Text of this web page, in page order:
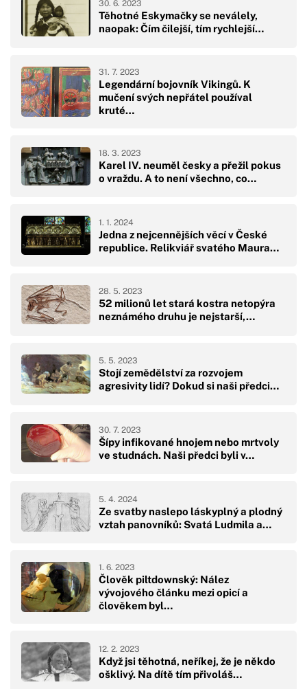
Těhotné Eskymačky se neválely,
naopak: Čím čilejší, tím rychlejší…
30. 6. 2023
Legendární bojovník Vikingů. K
mučení svých nepřátel používal
kruté…
31. 7. 2023
Karel IV. neuměl česky a přežil pokus
o vraždu. A to není všechno, co…
18. 3. 2023
Jedna z nejcennějších věcí v České
republice. Relikviář svatého Maura…
1. 1. 2024
52 milionů let stará kostra netopýra
neznámého druhu je nejstarší,…
28. 5. 2023
Stojí zemědělství za rozvojem
agresivity lidí? Dokud si naši předci…
5. 5. 2023
Šípy infikované hnojem nebo mrtvoly
ve studnách. Naši předci byli v…
30. 7. 2023
Ze svatby naslepo láskyplný a plodný
vztah panovníků: Svatá Ludmila a…
5. 4. 2024
Člověk piltdownský: Nález
vývojového článku mezi opicí a
člověkem byl…
1. 6. 2023
Když jsi těhotná, neříkej, že je někdo
ošklivý. Na dítě tím přivoláš…
12. 2. 2023